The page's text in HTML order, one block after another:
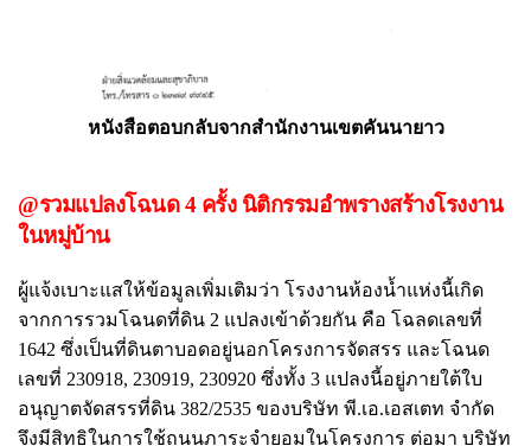
หนังสือตอบกลับจากสำนักงานเขตคันนายาว
@รวมแปลงโฉนด 4 ครั้ง นิติกรรมอำพรางสร้างโรงงาน
ในหมู่บ้าน
ผู้แจ้งเบาะแสให้ข้อมูลเพิ่มเติมว่า โรงงานห้องน้ำแห่งนี้เกิด
จากการรวมโฉนดที่ดิน 2 แปลงเข้าด้วยกัน คือ โฉลดเลขที่
1642 ซึ่งเป็นที่ดินตาบอดอยู่นอกโครงการจัดสรร และโฉนด
เลขที่ 230918, 230919, 230920 ซึ่งทั้ง 3 แปลงนี้อยู่ภายใต้ใบ
อนุญาตจัดสรรที่ดิน 382/2535 ของบริษัท พี.เอ.เอสเตท จำกัด
จึงมีสิทธิในการใช้ถนนภาระจำยอมในโครงการ ต่อมา บริษัท